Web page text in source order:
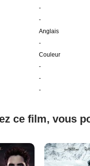
-
-
Anglais
-
Couleur
-
-
-
ce film, vous